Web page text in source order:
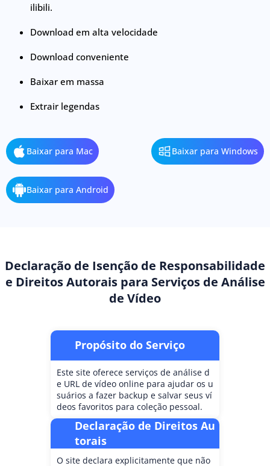
ilibili.
Download em alta velocidade
Download conveniente
Baixar em massa
Extrair legendas
Baixar para Mac Baixar para Windows
Baixar para Android
Declaração de Isenção de Responsabilidade
e Direitos Autorais para Serviços de Análise
de Vídeo
Propósito do Serviço
Este site oferece serviços de análise d
e URL de vídeo online para ajudar os u
suários a fazer backup e salvar seus ví
deos favoritos para coleção pessoal.
Declaração de Direitos Au
torais
O site declara explicitamente que não